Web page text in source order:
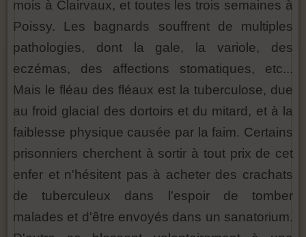
mois à Clairvaux, et toutes les trois semaines à
Poissy. Les bagnards souffrent de multiples
pathologies, dont la gale, la variole, des
eczémas, des affections stomatiques, etc...
Mais le fléau des fléaux est la tuberculose, due
au froid glacial des dortoirs et du mitard, et à la
faiblesse physique causée par la faim. Certains
prisonniers cherchent à sortir à tout prix de cet
enfer et n'hésitent pas à acheter des crachats
de tuberculeux dans l'espoir de tomber
malades et d'être envoyés dans un sanatorium.